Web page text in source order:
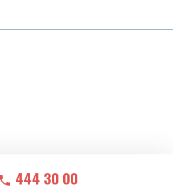
444 30 00